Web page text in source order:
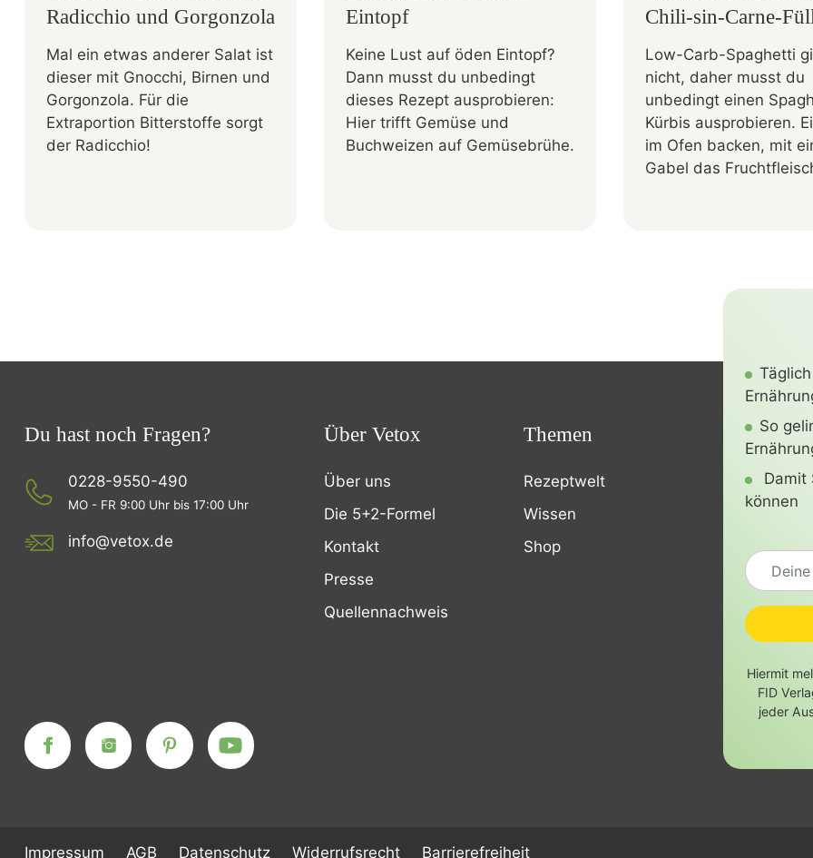
Radicchio und Gorgonzola
Mal ein etwas anderer Salat ist
dieser mit Gnocchi, Birnen und
Gorgonzola. Für die
Extraportion Bitterstoffe sorgt
der Radicchio!
Eintopf
Keine Lust auf öden Eintopf?
Dann musst du unbedingt
dieses Rezept ausprobieren:
Hier trifft Gemüse und
Buchweizen auf Gemüsebrühe.
Chili-sin-Carne-
Low-Carb-Spaghetti
nicht, daher musst du
unbedingt einen
Kürbis ausprobieren.
im Ofen backen, mit
Gabel das
Du hast noch Fragen?
0228-9550-490
MO - FR 9:00 Uhr bis 17:00 Uhr
info@vetox.de
Über Vetox
Über uns
Die 5+2-Formel
Kontakt
Presse
Quellennachweis
Themen
Rezeptwelt
Wissen
Shop
So
Damit
können
Hiermit
FID
jeder
Impressum AGB Datenschutz Widerrufsrecht Barrierefreiheit